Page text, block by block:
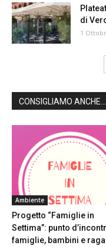
di
1
CONSIGLIAMO ANCHE...
Ambiente
Progetto “Famiglie in
Settima”: punto
famiglie, bambini e